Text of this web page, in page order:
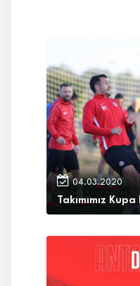
04.03.2020
Takımımız